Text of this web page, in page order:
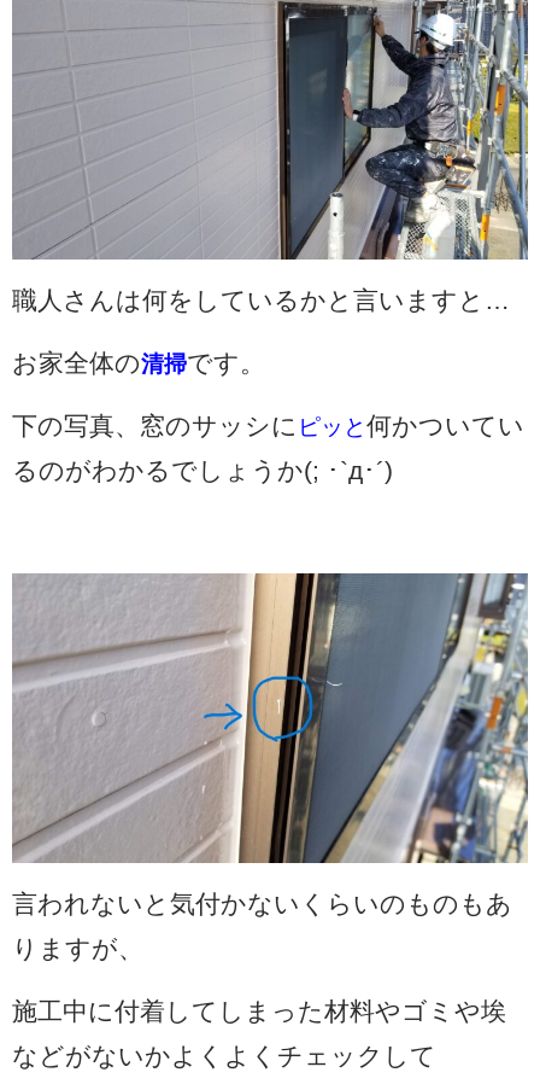
職人さんは何をしているかと言いますと…
お家全体の清掃です。
下の写真、窓のサッシに ピッ と何かついてい
るのがわかるでしょうか(; ･`д･´)
言われないと気付かないくらいのものもあ
りますが、
施工中に付着してしまった材料やゴミや埃
などがないかよくよくチェックして